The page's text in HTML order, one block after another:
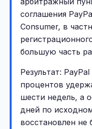
соглашения
Consumer, в
большую часть
Результат:
процентов
шести недель, а
дней по
восстановлен